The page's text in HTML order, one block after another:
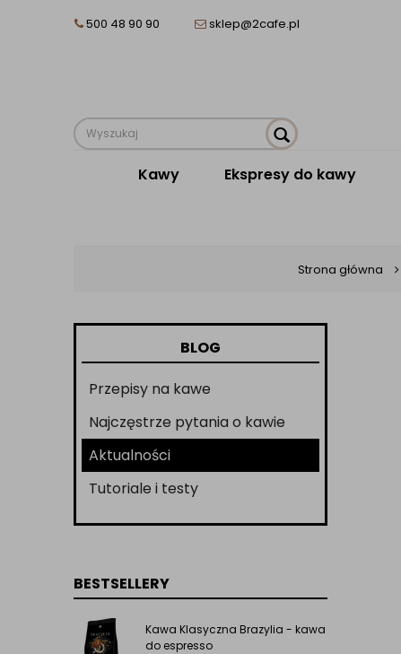
500 48 90 90 sklep@2cafe.pl
Kawy Ekspresy do kawy
Strona główna
BLOG
Przepisy na kawe
Najczęstrze pytania o kawie
Aktualności
Tutoriale i testy
BESTSELLERY
Kawa Klasyczna Brazylia - kawa
do espresso